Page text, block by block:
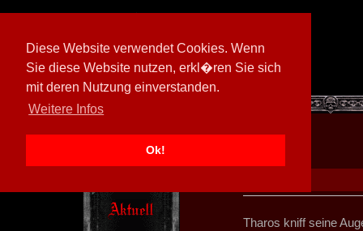
Diese Website verwendet Cookies. Wenn
Sie diese Website nutzen, erkl�ren Sie sich
mit deren Nutzung einverstanden.
Weitere Infos
Ok!
[ 602026/M3]
Tharos kniff seine